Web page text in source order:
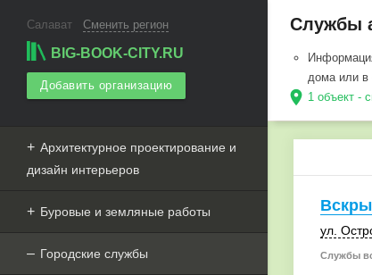
Салават Сменить регион
BIG-BOOK-CITY.RU
Добавить организацию
Архитектурное проектирование и
дизайн интерьеров
Буровые и земляные работы
Городские службы
Службы
дома или в
location_on 1 объект -
ул.
Службы